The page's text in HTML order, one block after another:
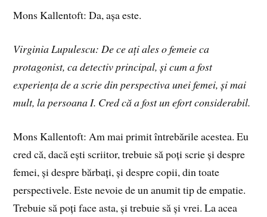
Mons Kallentoft: Da, așa este.
Virginia Lupulescu: De ce ați ales o femeie ca
protagonist, ca detectiv principal, și cum a fost
experiența de a scrie din perspectiva unei femei, și mai
mult, la persoana I. Cred că a fost un efort considerabil.
Mons Kallentoft: Am mai primit întrebările acestea. Eu
cred că, dacă ești scriitor, trebuie să poți scrie și despre
femei, și despre bărbați, și despre copii, din toate
perspectivele. Este nevoie de un anumit tip de empatie.
Trebuie să poți face asta, și trebuie să și vrei. La acea